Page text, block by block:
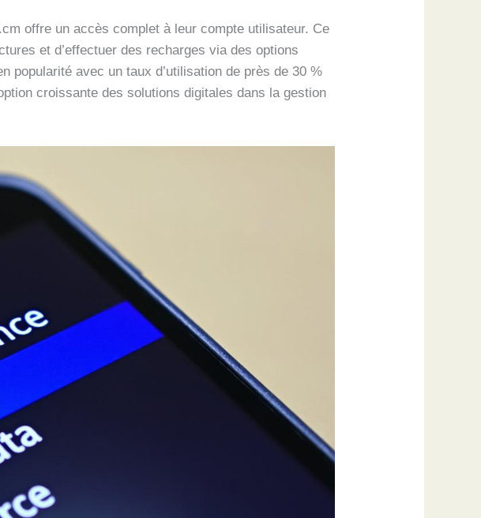
offre un accès complet à leur compte utilisateur. Ce
et d’effectuer des recharges via des options
popularité avec un taux d’utilisation de près de 30 %
croissante des solutions digitales dans la gestion